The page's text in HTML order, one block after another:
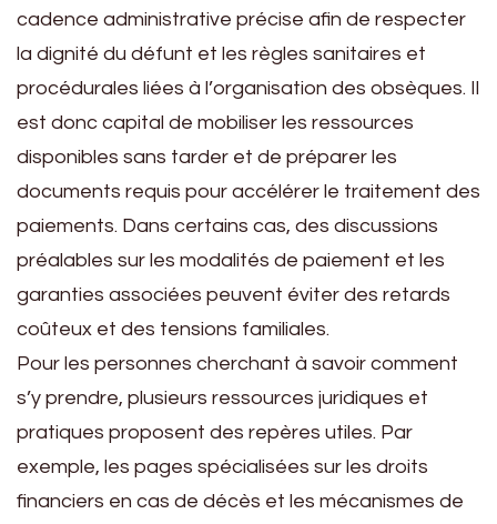
cadence administrative précise afin de respecter
la dignité du défunt et les règles sanitaires et
procédurales liées à l’organisation des obsèques. Il
est donc capital de mobiliser les ressources
disponibles sans tarder et de préparer les
documents requis pour accélérer le traitement des
paiements. Dans certains cas, des discussions
préalables sur les modalités de paiement et les
garanties associées peuvent éviter des retards
coûteux et des tensions familiales.
Pour les personnes cherchant à savoir comment
s’y prendre, plusieurs ressources juridiques et
pratiques proposent des repères utiles. Par
exemple, les pages spécialisées sur les droits
financiers en cas de décès et les mécanismes de